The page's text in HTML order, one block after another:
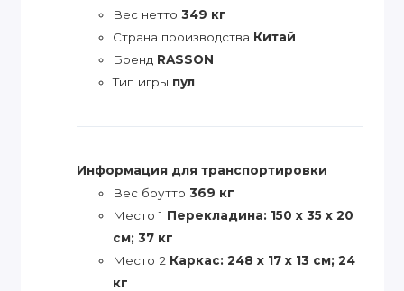
Вес нетто 349 кг
Страна производства Китай
Бренд RASSON
Тип игры пул
Информация для транспортировки
Вес брутто 369 кг
Место 1 Перекладина: 150 х 35 х 20
см; 37 кг
Место 2 Каркас: 248 х 17 х 13 см; 24
кг